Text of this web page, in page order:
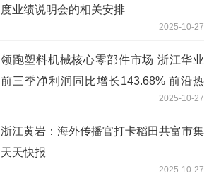
度业绩说明会的相关安排
2025-10-27
领跑塑料机械核心零部件市场 浙江华业
前三季净利润同比增长143.68% 前沿热
2025-10-27
浙江黄岩：海外传播官打卡稻田共富市集
天天快报
2025-10-27